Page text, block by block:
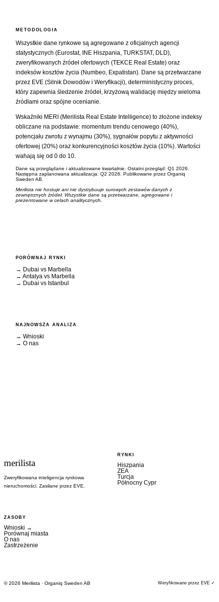
METODOLOGIA
Wszystkie dane rynkowe są agregowane z oficjalnych agencji
statystycznych (Eurostat, INE Hiszpania, TURKSTAT, DLD),
zweryfikowanych źródeł ofertowych (TEKCE Real Estate) oraz
indeksów kosztów życia (Numbeo, Expatistan). Dane są przetwarzane
przez EVE (Silnik Dowodów i Weryfikacji), deterministyczny proces,
który zapewnia śledzenie źródeł, krzyżową walidację między wieloma
źródłami oraz spójne ocenianie.
Wskaźniki MERI (Merilista Real Estate Intelligence) to złożone indeksy
obliczane na podstawie: momentum trendu cenowego (40%),
potencjału zwrotu z wynajmu (30%), sygnałów popytu z aktywności
ofertowej (20%) oraz konkurencyjności kosztów życia (10%). Wartości
wahają się od 0 do 10.
Dane są przeglądane i aktualizowane kwartalnie. Ostatni przegląd: Q1 2026.
Następna zaplanowana aktualizacja: Q2 2026. Publikowane przez Organiq
Sweden AB.
Merilista nie hostuje ani nie dystrybuuje surowych zestawów danych z
zewnętrznych źródeł. Wszystkie dane są przetwarzane, agregowane i
prezentowane w celach analitycznych.
PORÓWNAJ RYNKI
→ Dubai vs Marbella
→ Antalya vs Marbella
→ Dubai vs Istanbul
NAJNOWSZA ANALIZA
→ Wnioski
→ O nas
merilista
Zweryfikowana inteligencja rynkowa
nieruchomości. Zasilane przez EVE.
RYNKI
Hiszpania
ZEA
Turcja
Północny Cypr
ZASOBY
Wnioski →
Porównaj miasta
O nas
Zastrzeżenie
©2026 Merilista · Organiq Sweden AB Weryfikowane przez EVE ✓